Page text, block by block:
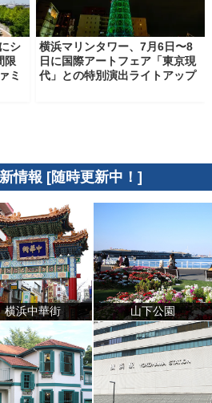
シ
限
ミ
横浜マリンタワー、7月6日〜8
日に国際アートフェア「東京現
代」との特別演出ライトアップ
情報 [随時更新中！]
横浜中華街 山下公園